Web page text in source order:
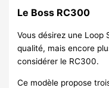
Le Boss RC300
Vous désirez une Loop
qualité, mais encore
considérer le RC300.
Ce modèle propose